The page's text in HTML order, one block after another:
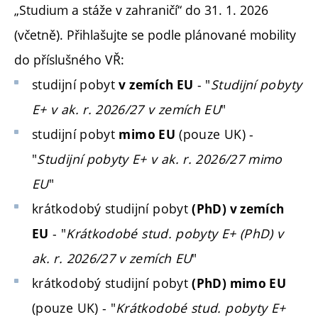
„Studium a stáže v zahraničí“ do 31. 1. 2026
(včetně). Přihlašujte se podle plánované mobility
do příslušného VŘ:
studijní pobyt v zemích EU - "Studijní pobyty
E+ v ak. r. 2026/27 v zemích EU"
studijní pobyt mimo EU (pouze UK)-
"Studijní pobyty E+ v ak. r. 2026/27 mimo
EU"
krátkodobý studijní pobyt (PhD) v zemích
EU - "Krátkodobé stud. pobyty E+ (PhD) v
ak. r. 2026/27 v zemích EU"
krátkodobý studijní pobyt (PhD) mimo EU
(pouze UK) - "Krátkodobé stud. pobyty E+